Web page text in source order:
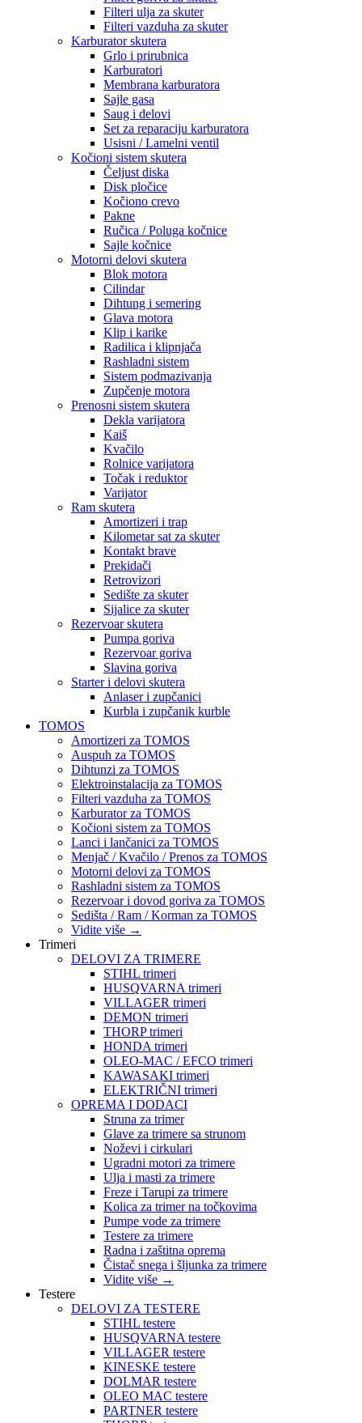
Filteri ulja za skuter
Filteri vazduha za skuter
Karburator skutera
Grlo i prirubnica
Karburatori
Membrana karburatora
Sajle gasa
Saug i delovi
Set za reparaciju karburatora
Usisni / Lamelni ventil
Kočioni sistem skutera
Čeljust diska
Disk pločice
Kočiono crevo
Pakne
Ručica / Poluga kočnice
Sajle kočnice
Motorni delovi skutera
Blok motora
Cilindar
Dihtung i semering
Glava motora
Klip i karike
Radilica i klipnjača
Rashladni sistem
Sistem podmazivanja
Zupčenje motora
Prenosni sistem skutera
Dekla varijatora
Kaiš
Kvačilo
Rolnice varijatora
Točak i reduktor
Varijator
Ram skutera
Amortizeri i trap
Kilometar sat za skuter
Kontakt brave
Prekidači
Retrovizori
Sedište za skuter
Sijalice za skuter
Rezervoar skutera
Pumpa goriva
Rezervoar goriva
Slavina goriva
Starter i delovi skutera
Anlaser i zupčanici
Kurbla i zupčanik kurble
TOMOS
Amortizeri za TOMOS
Auspuh za TOMOS
Dihtunzi za TOMOS
Elektroinstalacija za TOMOS
Filteri vazduha za TOMOS
Karburator za TOMOS
Kočioni sistem za TOMOS
Lanci i lančanici za TOMOS
Menjač / Kvačilo / Prenos za TOMOS
Motorni delovi za TOMOS
Rashladni sistem za TOMOS
Rezervoar i dovod goriva za TOMOS
Sedišta / Ram / Korman za TOMOS
Vidite više →
Trimeri
DELOVI ZA TRIMERE
STIHL trimeri
HUSQVARNA trimeri
VILLAGER trimeri
DEMON trimeri
THORP trimeri
HONDA trimeri
OLEO-MAC / EFCO trimeri
KAWASAKI trimeri
ELEKTRIČNI trimeri
OPREMA I DODACI
Struna za trimer
Glave za trimere sa strunom
Noževi i cirkulari
Ugradni motori za trimere
Ulja i masti za trimere
Freze i Tarupi za trimere
Kolica za trimer na točkovima
Pumpe vode za trimere
Testere za trimere
Radna i zaštitna oprema
Čistač snega i šljunka za trimere
Vidite više →
Testere
DELOVI ZA TESTERE
STIHL testere
HUSQVARNA testere
VILLAGER testere
KINESKE testere
DOLMAR testere
OLEO MAC testere
PARTNER testere